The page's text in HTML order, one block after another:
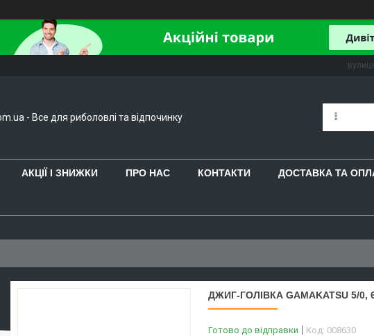
- Все для риболовлі та відпочинку
АКЦІЇ І ЗНИЖКИ ПРО НАС КОНТАКТИ ДОСТАВКА ТА
ДЖИГ-ГОЛІВКА GAMAKATSU 5/0,
Готово до відправки Код: 008630